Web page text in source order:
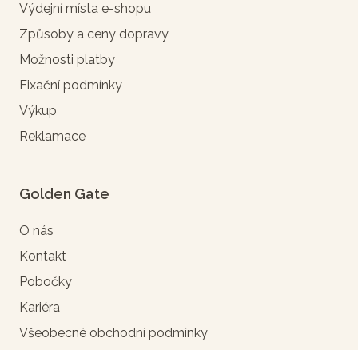
Výdejní místa e-shopu
Způsoby a ceny dopravy
Možnosti platby
Fixační podmínky
Výkup
Reklamace
Golden Gate
O nás
Kontakt
Pobočky
Kariéra
Všeobecné obchodní podmínky